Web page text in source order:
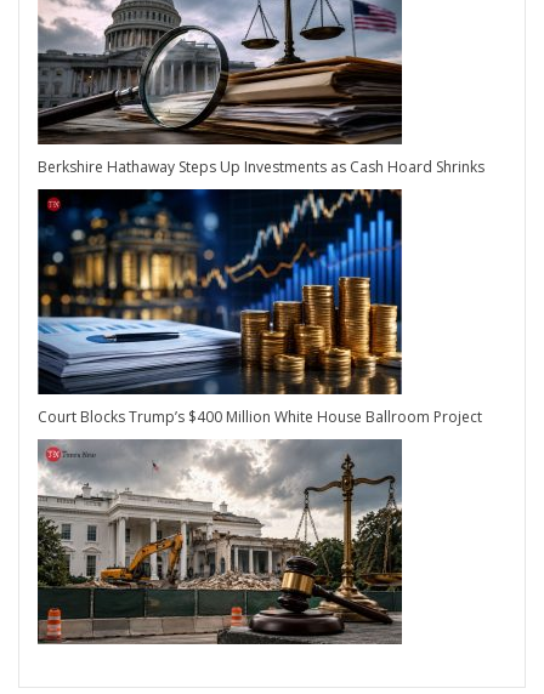
Berkshire Hathaway Steps Up Investments as Cash Hoard Shrinks
Court Blocks Trump’s $400 Million White House Ballroom Project